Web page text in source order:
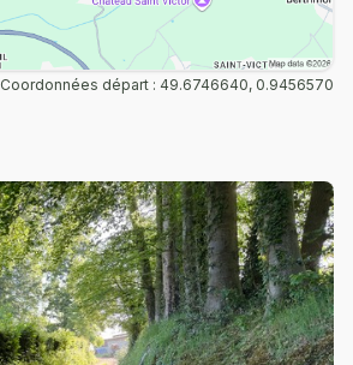
Coordonnées départ : 49.6746640, 0.9456570